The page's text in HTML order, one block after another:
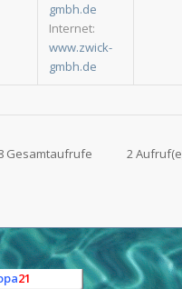
gmbh.de
Internet:
www.zwick-
gmbh.de
Gesamtaufrufe 2
21